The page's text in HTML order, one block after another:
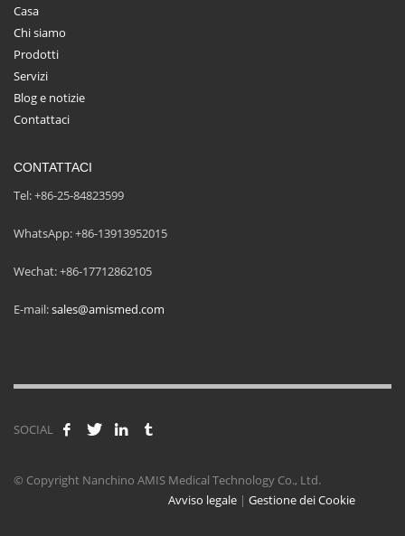
Casa
Chi siamo
Prodotti
Servizi
Blog e notizie
Contattaci
CONTATTACI
Tel: +86-25-84823599
WhatsApp: +86-13913952015
Wechat: +86-17712862105
E-mail:sales@amismed.com
SOCIAL
© Copyright Nanchino AMIS Medical Technology Co., Ltd.
Avviso legale | Gestione dei Cookie